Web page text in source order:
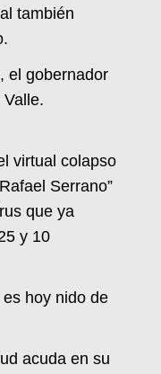
también
el gobernador
virtual colapso
Serrano”
que ya
y 10
hoy nido de
acuda en su